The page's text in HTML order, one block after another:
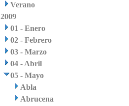
Verano
2009
01 - Enero
02 - Febrero
03 - Marzo
04 - Abril
05 - Mayo
Abla
Abrucena